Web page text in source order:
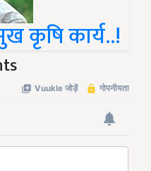
कृषि कार्य..!